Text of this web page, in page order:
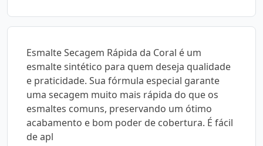
Esmalte Secagem Rápida da Coral é um
esmalte sintético para quem deseja qualidade
e praticidade. Sua fórmula especial garante
uma secagem muito mais rápida do que os
esmaltes comuns, preservando um ótimo
acabamento e bom poder de cobertura. É fácil
de apl